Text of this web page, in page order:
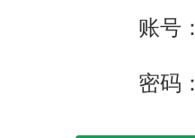
账号：
密码：